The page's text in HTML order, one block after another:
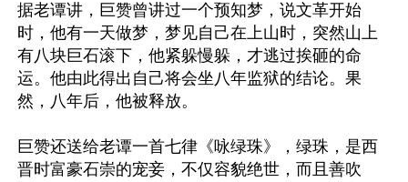
据老谭讲，巨赞曾讲过一个预知梦，说文革开始
时，他有一天做梦，梦见自己在上山时，突然山上
有八块巨石滚下，他紧躲慢躲，才逃过挨砸的命
运。他由此得出自己将会坐八年监狱的结论。果
然，八年后，他被释放。
巨赞还送给老谭一首七律《咏绿珠》，绿珠，是西
晋时富豪石崇的宠妾，不仅容貌绝世，而且善吹